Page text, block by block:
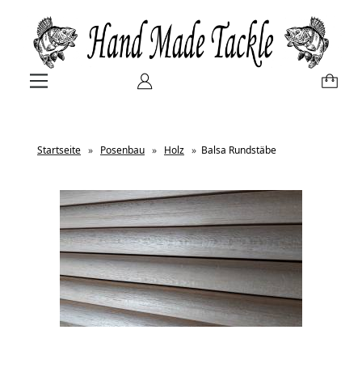
Startseite » Posenbau » Holz » Balsa Rundstäbe